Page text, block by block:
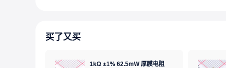
买了又买
1kΩ ±1% 62.5mW 厚膜电阻